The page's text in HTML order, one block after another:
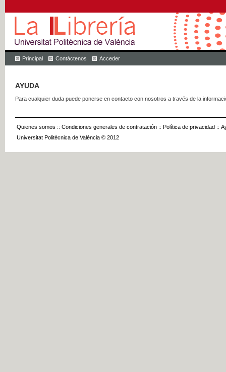
Principal Contáctenos Acceder
AYUDA
Para cualquier duda puede ponerse en contacto con nosotros a través de la
Quienes somos :: Condiciones generales de contratación :: Política de privacidad ::
Universitat Politècnica de València © 2012